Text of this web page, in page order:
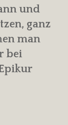
und
ganz
man
bei